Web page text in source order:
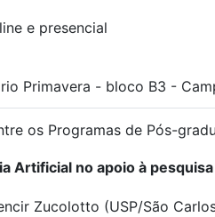
e presencial
Primavera - bloco B3 -
os Programas de Pós-
Artificial no apoio à
Zucolotto (USP/São